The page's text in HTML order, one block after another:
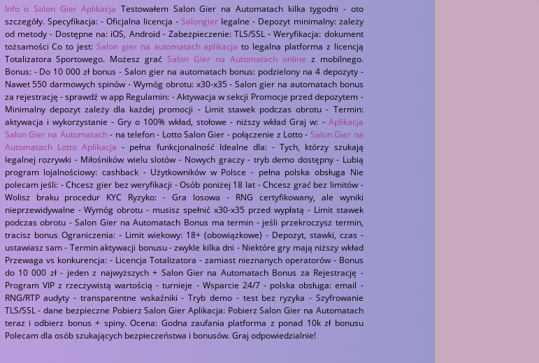
Info o Salon Gier Aplikacja Testowałem Salon Gier na Automatach kilka tygodni - oto
szczegóły. Specyfikacja: - Oficjalna licencja - Salongier legalne - Depozyt minimalny: zależy
od metody - Dostępne na: iOS, Android - Zabezpieczenie: TLS/SSL - Weryfikacja: dokument
tożsamości Co to jest: Salon gier na automatach aplikacja to legalna platforma z licencją
Totalizatora Sportowego. Możesz grać Salon Gier na Automatach online z mobilnego.
Bonus: - Do 10 000 zł bonus - Salon gier na automatach bonus: podzielony na 4 depozyty -
Nawet 550 darmowych spinów - Wymóg obrotu: x30-x35 - Salon gier na automatach bonus
za rejestrację - sprawdź w app Regulamin: - Aktywacja w sekcji Promocje przed depozytem -
Minimalny depozyt zależy dla każdej promocji - Limit stawek podczas obrotu - Termin:
aktywacja i wykorzystanie - Gry o 100% wkład, stołowe - niższy wkład Graj w: - Aplikacja
Salon Gier na Automatach- na telefon - Lotto Salon Gier - połączenie z Lotto - Salon Gier na
Automatach Lotto Aplikacja - pełna funkcjonalność Idealne dla: - Tych, którzy szukają
legalnej rozrywki - Miłośników wielu slotów - Nowych graczy - tryb demo dostępny - Lubią
program lojalnościowy: cashback - Użytkowników w Polsce - pełna polska obsługa Nie
polecam jeśli: - Chcesz gier bez weryfikacji - Osób poniżej 18 lat - Chcesz grać bez limitów -
Wolisz braku procedur KYC Ryzyko: - Gra losowa - RNG certyfikowany, ale wyniki
nieprzewidywalne - Wymóg obrotu - musisz spełnić x30-x35 przed wypłatą - Limit stawek
podczas obrotu - Salon Gier na Automatach Bonus ma termin - jeśli przekroczysz termin,
tracisz bonus Ograniczenia: - Limit wiekowy: 18+ (obowiązkowe) - Depozyt, stawki, czas -
ustawiasz sam - Termin aktywacji bonusu - zwykle kilka dni - Niektóre gry mają niższy wkład
Przewaga vs konkurencja: - Licencja Totalizatora - zamiast nieznanych operatorów - Bonus
do 10 000 zł - jeden z najwyższych + Salon Gier na Automatach Bonus za Rejestrację -
Program VIP z rzeczywistą wartością - turnieje - Wsparcie 24/7 - polska obsługa: email -
RNG/RTP audyty - transparentne wskaźniki - Tryb demo - test bez ryzyka - Szyfrowanie
TLS/SSL - dane bezpieczne Pobierz Salon Gier Aplikacja: Pobierz Salon Gier na Automatach
teraz i odbierz bonus + spiny. Ocena: Godna zaufania platforma z ponad 10k zł bonusu
Polecam dla osób szukających bezpieczeństwa i bonusów. Graj odpowiedzialnie!